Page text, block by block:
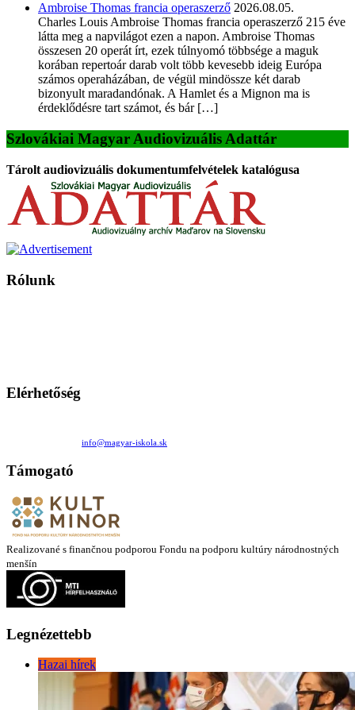
Ambroise Thomas francia operaszerző 2026.08.05.
Charles Louis Ambroise Thomas francia operaszerző 215 éve
látta meg a napvilágot ezen a napon. Ambroise Thomas
összesen 20 operát írt, ezek túlnyomó többsége a maguk
korában repertoár darab volt több kevesebb ideig Európa
számos operaházában, de végül mindössze két darab
bizonyult maradandónak. A Hamlet és a Mignon ma is
érdeklődésre tart számot, és bár […]
Szlovákiai Magyar Audiovizuális Adattár
Tárolt audiovizuális dokumentumfelvételek katalógusa
Rólunk
Elérhetőség
info@magyar-iskola.sk
Támogató
Realizované s finančnou podporou Fondu na podporu kultúry národnostných
menšín
Legnézettebb
Hazai hírek